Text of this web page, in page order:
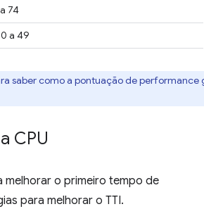
74
a 49
saber como a pontuação de performance
CPU
melhorar o primeiro tempo de
para melhorar o TTI.